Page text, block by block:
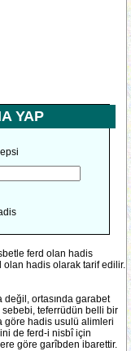
YAP
ferd olan hadis
hadis olarak tarif edilir.
değil, ortasında garabet
teferrüdün belli bir
göre hadis usulü alimleri
de ferd-i nisbî için
göre garîbden ibarettir.